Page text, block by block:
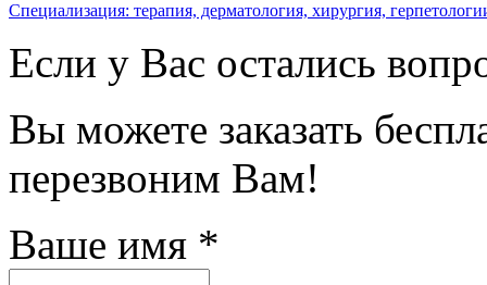
Специализация: терапия, дерматология, хирургия,
Если у Вас остались
Вы можете заказать
перезвоним Вам!
Ваше имя *